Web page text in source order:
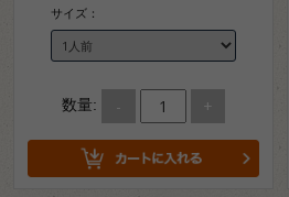
サイズ：
数量: - +